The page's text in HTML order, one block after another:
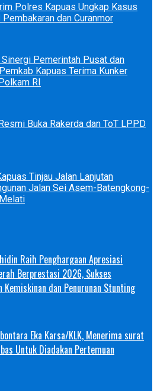
Polres Kapuas Ungkap Kasus
Pembakaran dan Curanmor
Sinergi Pemerintah Pusat dan
Kapuas Terima Kunker
RI
Buka Rakerda dan ToT LPPD
Tinjau Jalan Lanjutan
Jalan Sei Asem-Batengkong-
Raih Penghargaan Apresiasi
Berprestasi 2026, Sukses
Kemiskinan dan Penurunan Stunting
Eka Karsa/KLK, Menerima surat
Untuk Diadakan Pertemuan